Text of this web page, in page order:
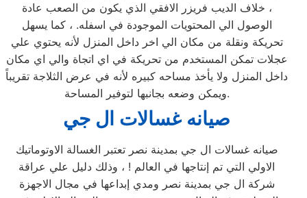
، خلاف الديب فريزر الافقي الذي يكون من الصعب عادة
الوصول الي المحتويات الموجودة في اسفله. ، كما يسهل
تحريكة ونقلة من مكان الي اخر داخل المنزل لأنه يحتوي علي
عجلات تمكن المستخدم من تحريكة في اي اتجاة والي اي مكان
داخل المنزل ولا يأخذ مساحه كبيره لأنه في عرض الثلاجة تقريباً
ويمكن وضعه بجانبها لتوفير المساحة.
صيانه غسالات ال جي
صيانه غسالات ال جي بمدينة نصر تعتبر الغسالة الاوتوماتيك
الاولي التي تم إنتاجها في العالم ! ، وذلك دليل علي عراقة
شركة ال جي بمدينة نصر ومدي إبداعها في مجال الاجهزة